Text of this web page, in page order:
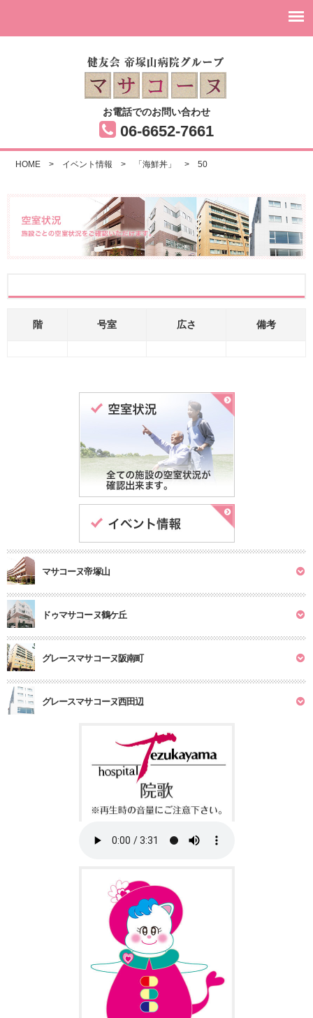
お電話でのお問い合わせ
06-6652-7661
HOME > イベント情報 > 「海鮮丼」 > 50
階 号室 広さ 備考
マサコーヌ帝塚山
ドゥマサコーヌ鶴ケ丘
グレースマサコーヌ阪南町
グレースマサコーヌ西田辺